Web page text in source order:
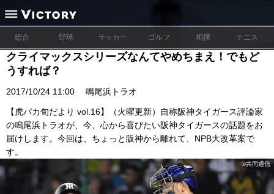
総合 野球 サッカー ゴルフ 相撲 テニス
クライマックスシリーズなんてやめちまえ！でもど
うすれば？
2017/10/24 11:00 鳴尾浜トラオ
【虎バカ旬だより vol.16】（火曜更新）自称阪神タイガース評論家
の鳴尾浜トラオが、今、心から喜びたい阪神タイガースの話題をお
届けします。今回は、ちょっと阪神から離れて、NPB大改革案で
す。
©︎共同通信